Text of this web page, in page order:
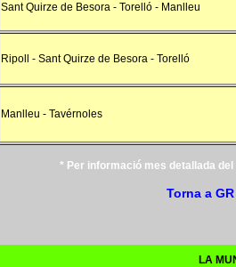
Sant Quirze de Besora - Torelló - Manlleu
Ripoll - Sant Quirze de Besora - Torelló
Manlleu - Tavérnoles
* Per informació mes detallada
Torna a
LA